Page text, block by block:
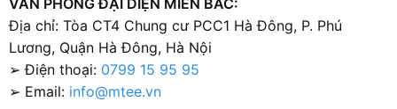
VĂN PHÒNG ĐẠI DIỆN MIỀN BẮC:
Địa chỉ: Tòa CT4 Chung cư PCC1 Hà Đông, P. Phú
Lương, Quận Hà Đông, Hà Nội
➢ Điện thoại: 0799 15 95 95
➢ Email: info@mtee.vn